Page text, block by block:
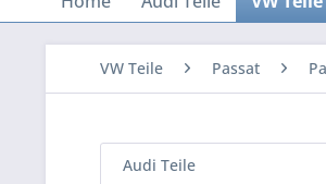
VW Teile Passat
Audi Teile